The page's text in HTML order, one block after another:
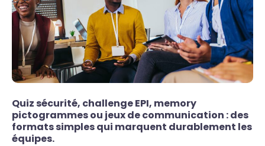
Quiz sécurité, challenge EPI, memory
pictogrammes ou jeux de communication : des
formats simples qui marquent durablement les
équipes.